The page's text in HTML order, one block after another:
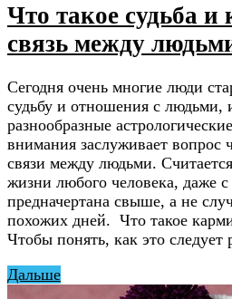
Что такое судьба и
связь между
Сегодня очень многие люди
судьбу и отношения с людьми,
разнообразные
внимания заслуживает вопрос
связи между людьми.
жизни любого человека, даже
предначертана свыше, а не
похожих дней. Что такое
Чтобы понять, как это следует
Дальше